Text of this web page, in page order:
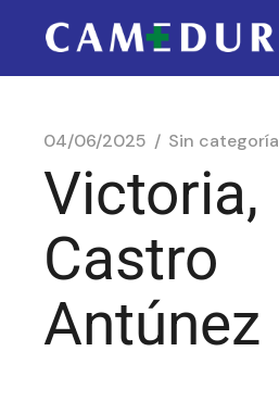
04/06/2025 Sin categoría
Victoria,
Castro
Antúnez